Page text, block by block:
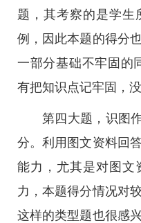
题，其考察的是学生
例，因此本题的得分
一部分基础不牢固的
有把知识点记牢固，没
第四大题，识图
分。利用图文资料回
能力，尤其是对图文
力，本题得分情况对
这样的类型题也很感